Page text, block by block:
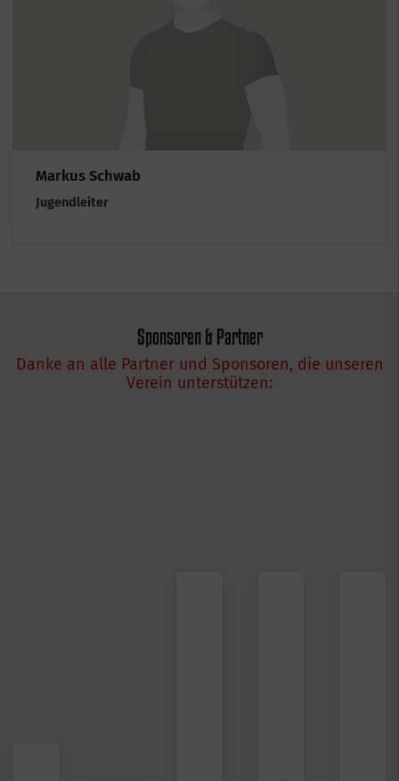
Markus Schwab
Jugendleiter
Sponsoren & Partner
Danke an alle Partner und Sponsoren, die unseren
Verein unterstützen: